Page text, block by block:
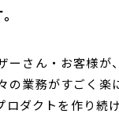
ーさん・お客様が
の業務がすごく楽
ダクトを作り続け